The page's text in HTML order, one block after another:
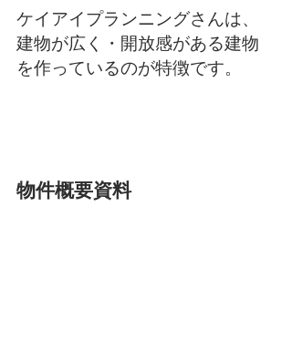
ケイアイプランニングさんは、
建物が広く・開放感がある建物
を作っているのが特徴です。
物件概要資料